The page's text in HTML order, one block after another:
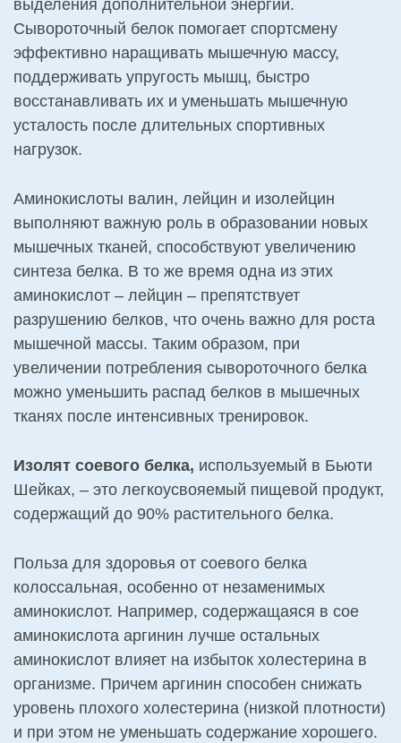
выделения дополнительной энергии.
Сывороточный белок помогает спортсмену
эффективно наращивать мышечную массу,
поддерживать упругость мышц, быстро
восстанавливать их и уменьшать мышечную
усталость после длительных спортивных
нагрузок.
Аминокислоты валин, лейцин и изолейцин
выполняют важную роль в образовании новых
мышечных тканей, способствуют увеличению
синтеза белка. В то же время одна из этих
аминокислот – лейцин – препятствует
разрушению белков, что очень важно для роста
мышечной массы. Таким образом, при
увеличении потребления сывороточного белка
можно уменьшить распад белков в мышечных
тканях после интенсивных тренировок.
Изолят соевого белка, используемый в Бьюти
Шейках, – это легкоусвояемый пищевой продукт,
содержащий до 90% растительного белка.
Польза для здоровья от соевого белка
колоссальная, особенно от незаменимых
аминокислот. Например, содержащаяся в сое
аминокислота аргинин лучше остальных
аминокислот влияет на избыток холестерина в
организме. Причем аргинин способен снижать
уровень плохого холестерина (низкой плотности)
и при этом не уменьшать содержание хорошего.